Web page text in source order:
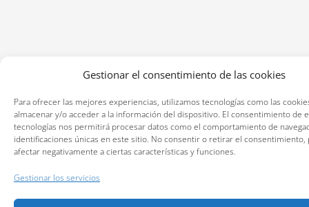
Gestionar el consentimiento de las cookies
Para ofrecer las mejores experiencias, utilizamos tecnologías como las
almacenar y/o acceder a la información del dispositivo. El consentimiento de
tecnologías nos permitirá procesar datos como el comportamiento de
identificaciones únicas en este sitio. No consentir o retirar el consentimiento,
afectar negativamente a ciertas características y funciones.
Gestionar los servicios